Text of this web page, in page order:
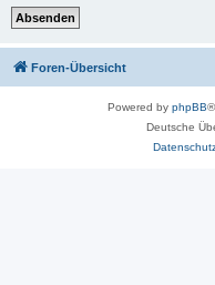
Foren-Übersicht
Powered by phpBB
Deutsche